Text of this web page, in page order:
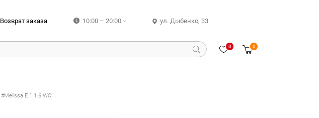
Возврат заказа 10:00 – 20:00 ул. Дыбенко, 33
0 0
#Melissa E 1.1.6 WO